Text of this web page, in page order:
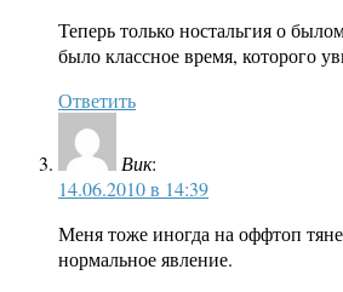
Теперь только ностальгия о
было классное время, которого
Ответить
Вик:
14.06.2010 в 14:39
Меня тоже иногда на оффтоп
нормальное явление.